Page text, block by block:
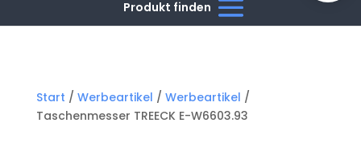
Start / Werbeartikel / Werbeartikel /
Taschenmesser TREECK E-W6603.93